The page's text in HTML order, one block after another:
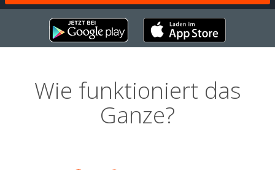
Wie funktioniert das
Ganze?